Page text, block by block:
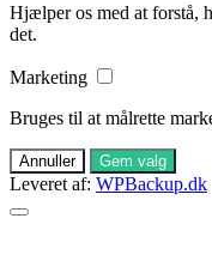
Hjælper os med at forstå,
det.
Marketing
Bruges til at målrette
Annuller Gem valg
Leveret af: WPBackup.dk